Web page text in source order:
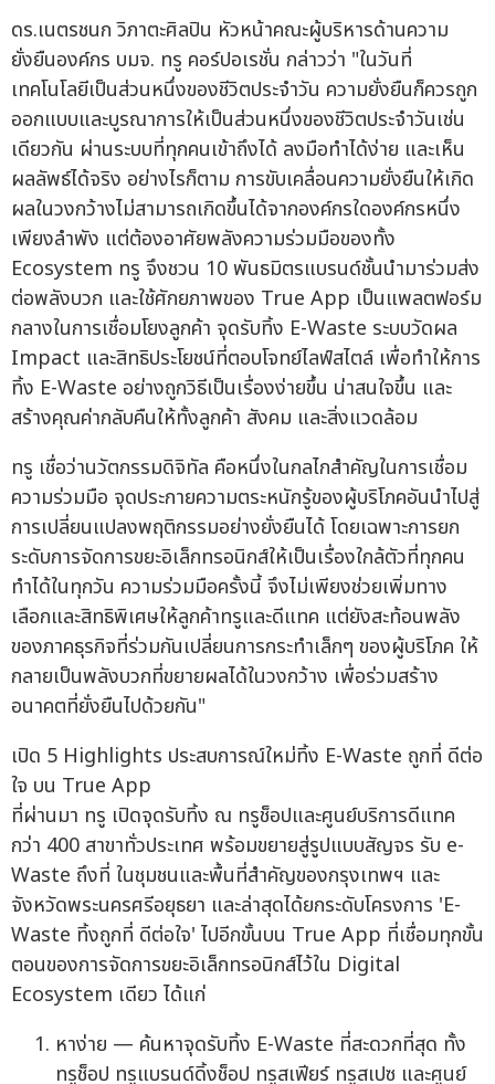
ดร.เนตรชนก วิภาตะศิลปิน หัวหน้าคณะผู้บริหารด้านความ
ยั่งยืนองค์กร บมจ. ทรู คอร์ปอเรชั่น กล่าวว่า "ในวันที่
เทคโนโลยีเป็นส่วนหนึ่งของชีวิตประจำวัน ความยั่งยืนก็ควรถูก
ออกแบบและบูรณาการให้เป็นส่วนหนึ่งของชีวิตประจำวันเช่น
เดียวกัน ผ่านระบบที่ทุกคนเข้าถึงได้ ลงมือทำได้ง่าย และเห็น
ผลลัพธ์ได้จริง อย่างไรก็ตาม การขับเคลื่อนความยั่งยืนให้เกิด
ผลในวงกว้างไม่สามารถเกิดขึ้นได้จากองค์กรใดองค์กรหนึ่ง
เพียงลำพัง แต่ต้องอาศัยพลังความร่วมมือของทั้ง
Ecosystem ทรู จึงชวน 10 พันธมิตรแบรนด์ชั้นนำมาร่วมส่ง
ต่อพลังบวก และใช้ศักยภาพของ True App เป็นแพลตฟอร์ม
กลางในการเชื่อมโยงลูกค้า จุดรับทิ้ง E-Waste ระบบวัดผล
Impact และสิทธิประโยชน์ที่ตอบโจทย์ไลฟ์สไตล์ เพื่อทำให้การ
ทิ้ง E-Waste อย่างถูกวิธีเป็นเรื่องง่ายขึ้น น่าสนใจขึ้น และ
สร้างคุณค่ากลับคืนให้ทั้งลูกค้า สังคม และสิ่งแวดล้อม
ทรู เชื่อว่านวัตกรรมดิจิทัล คือหนึ่งในกลไกสำคัญในการเชื่อม
ความร่วมมือ จุดประกายความตระหนักรู้ของผู้บริโภคอันนำไปสู่
การเปลี่ยนแปลงพฤติกรรมอย่างยั่งยืนได้ โดยเฉพาะการยก
ระดับการจัดการขยะอิเล็กทรอนิกส์ให้เป็นเรื่องใกล้ตัวที่ทุกคน
ทำได้ในทุกวัน ความร่วมมือครั้งนี้ จึงไม่เพียงช่วยเพิ่มทาง
เลือกและสิทธิพิเศษให้ลูกค้าทรูและดีแทค แต่ยังสะท้อนพลัง
ของภาคธุรกิจที่ร่วมกันเปลี่ยนการกระทำเล็กๆ ของผู้บริโภค ให้
กลายเป็นพลังบวกที่ขยายผลได้ในวงกว้าง เพื่อร่วมสร้าง
อนาคตที่ยั่งยืนไปด้วยกัน"
เปิด 5 Highlights ประสบการณ์ใหม่ทิ้ง E-Waste ถูกที่ ดีต่อ
ใจ บน True App
ที่ผ่านมา ทรู เปิดจุดรับทิ้ง ณ ทรูช็อปและศูนย์บริการดีแทค
กว่า 400 สาขาทั่วประเทศ พร้อมขยายสู่รูปแบบสัญจร รับ e-
Waste ถึงที่ ในชุมชนและพื้นที่สำคัญของกรุงเทพฯ และ
จังหวัดพระนครศรีอยุธยา และล่าสุดได้ยกระดับโครงการ 'E-
Waste ทิ้งถูกที่ ดีต่อใจ' ไปอีกขั้นบน True App ที่เชื่อมทุกขั้น
ตอนของการจัดการขยะอิเล็กทรอนิกส์ไว้ใน Digital
Ecosystem เดียว ได้แก่
หาง่าย — ค้นหาจุดรับทิ้ง E-Waste ที่สะดวกที่สุด ทั้ง
ทรูช็อป ทรูแบรนด์ดิ้งช็อป ทรูสเฟียร์ ทรูสเปซ และศูนย์